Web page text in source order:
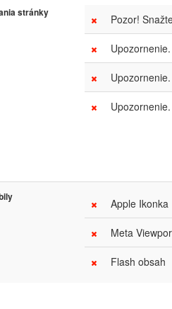
stránky Pozor!
Apple Ikonka
Meta
Flash obsah